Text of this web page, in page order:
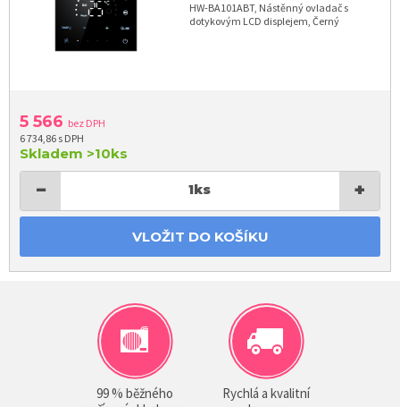
HW-BA101ABT, Nástěnný ovladač s
dotykovým LCD displejem, Černý
5 566 bez DPH
6 734,86 s DPH
Skladem >10ks
− 1ks +
VLOŽIT DO KOŠÍKU
99 % běžného
Rychlá a kvalitní